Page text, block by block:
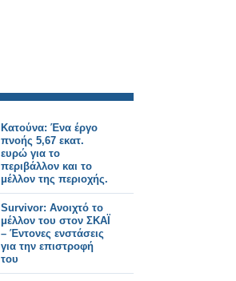
Κατούνα: Ένα έργο
πνοής 5,67 εκατ.
ευρώ για το
περιβάλλον και το
μέλλον της περιοχής.
Survivor: Ανοιχτό το
μέλλον του στον ΣΚΑΪ
– Έντονες ενστάσεις
για την επιστροφή
του